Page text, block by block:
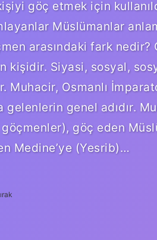
göç etmek için
Müslümanlar
arasındaki fark
kişidir. Siyasi, sosyal,
Muhacir, Osmanlı
gelenlerin genel adıdır.
Medine’ye (Yesrib)…